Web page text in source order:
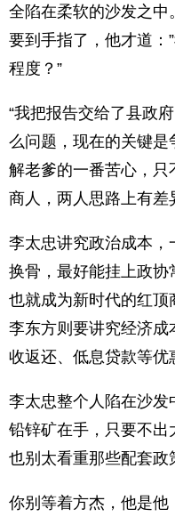
全陷在柔软的沙发之
要到手指了，他才道：
程度？”
“我把报告交给了县政
么问题，现在的关键是
解老爹的一番苦心，
商人，两人思路上有差
李太忠讲究政治成本
换骨，最好能挂上政
也就成为新时代的红顶
李东方则要讲究经济
收返还、低息贷款等优
李太忠整个人陷在沙发
铅锌矿在手，只要不
也别太看重那些配套政
你别等着方杰，他是他